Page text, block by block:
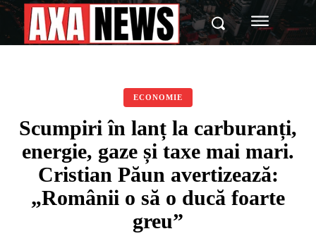
ECONOMIE
Scumpiri în lanț la carburanți,
energie, gaze și taxe mai mari.
Cristian Păun avertizează:
„Românii o să o ducă foarte
greu”